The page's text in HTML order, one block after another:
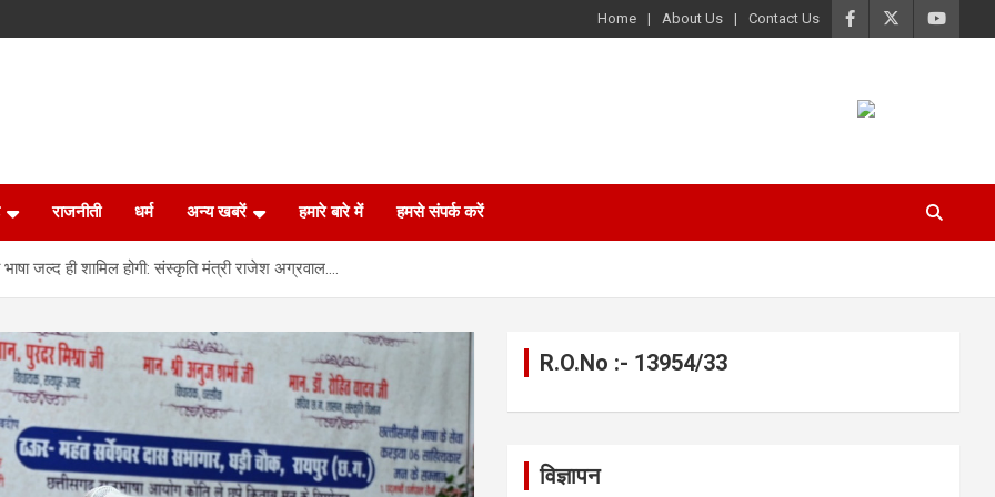
Home About Us Contact Us
राजनीती धर्म अन्य खबरें हमारे बारे में हमसे संपर्क करें
जल्द ही शामिल होगी: संस्कृति मंत्री राजेश अग्रवाल….
R.O.No :- 13954/33
विज्ञापन